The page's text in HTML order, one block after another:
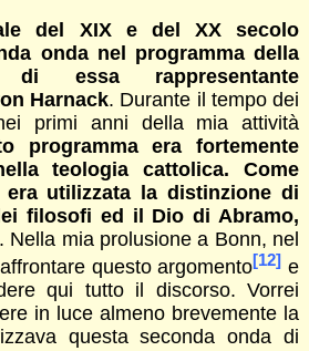
del XIX e del XX secolo
onda nel programma della
di essa rappresentante
Harnack. Durante il tempo dei
primi anni della mia attività
programma era fortemente
teologia cattolica. Come
utilizzata la distinzione di
filosofi ed il Dio di Abramo,
Nella mia prolusione a Bonn, nel
questo argomento[12] e
qui tutto il discorso. Vorrei
in luce almeno brevemente la
questa seconda onda di